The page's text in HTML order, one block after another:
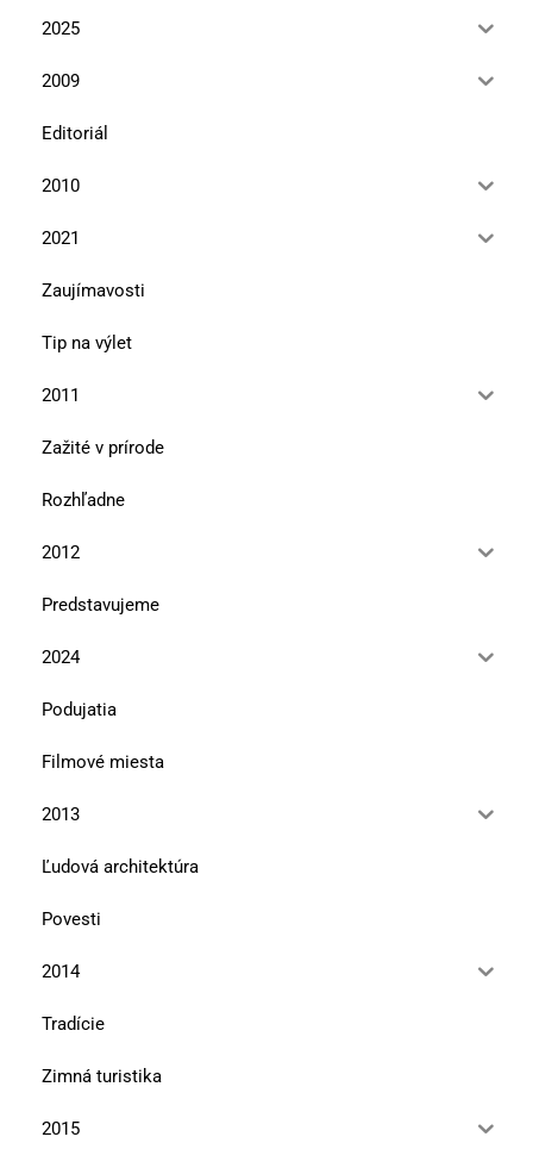
2025
2009
Editoriál
2010
2021
Zaujímavosti
Tip na výlet
2011
Zažité v prírode
Rozhľadne
2012
Predstavujeme
2024
Podujatia
Filmové miesta
2013
Ľudová architektúra
Povesti
2014
Tradície
Zimná turistika
2015